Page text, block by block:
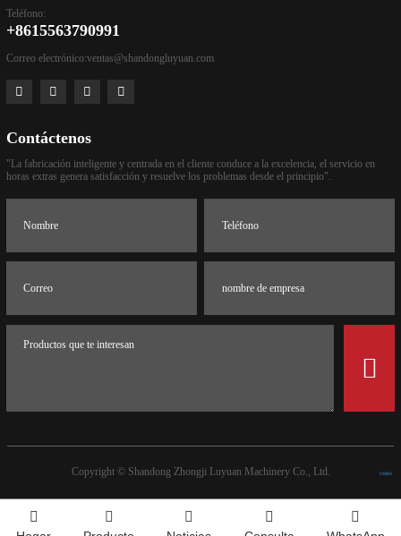
Teléfono:
+8615563790991
Correo electrónico:ventas@shandongluyuan.com
Contáctenos
"La fabricación inteligente y centrada en el cliente conduce a la excelencia, el servicio en
horas extras genera satisfacción y resuelve los problemas desde el principio".
Copyright © Shandong Zhongji Luyuan Machinery Co., Ltd. Index